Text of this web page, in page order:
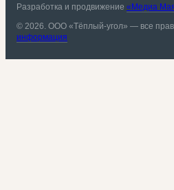
© 2026. ООО «Тёплый-угол» — все
информация
Разработка и продвижение «Медиа